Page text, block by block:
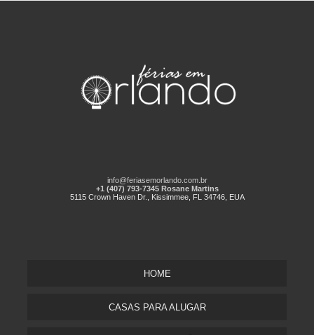
info@feriasemorlando.com.br
+1 (407) 793-7345 Rosane Martins
5115 Crown Haven Dr., Kissimmee, FL 34746, EUA
HOME
CASAS PARA ALUGAR